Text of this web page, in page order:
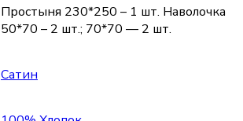
Простыня 230*250 – 1 шт. Наволочка
50*70 – 2 шт.; 70*70 — 2 шт.
Сатин